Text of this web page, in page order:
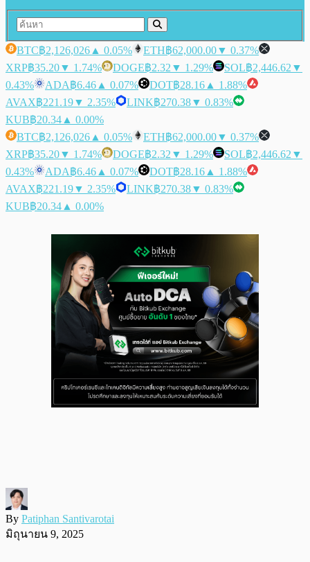
BTC฿2,126,026 ▲ 0.05% ETH฿62,000.00▼ 0.37%
XRP฿35.20▼ 1.74% DOGE฿2.32 ▼ 1.29% SOL฿2,446.62 ▼
0.43%
ADA฿6.46 ▲ 0.07% DOT฿28.16 ▲ 1.88%
AVAX฿221.19▼ 2.35% LINK฿270.38▼ 0.83%
KUB฿20.34 ▲ 0.00%
BTC฿2,126,026 ▲ 0.05% ETH฿62,000.00▼ 0.37%
XRP฿35.20▼ 1.74% DOGE฿2.32 ▼ 1.29% SOL฿2,446.62 ▼
0.43%
ADA฿6.46 ▲ 0.07% DOT฿28.16 ▲ 1.88%
AVAX฿221.19▼ 2.35% LINK฿270.38▼ 0.83%
KUB฿20.34 ▲ 0.00%
By Patiphan Santivarotai
มิถุนายน 9, 2025